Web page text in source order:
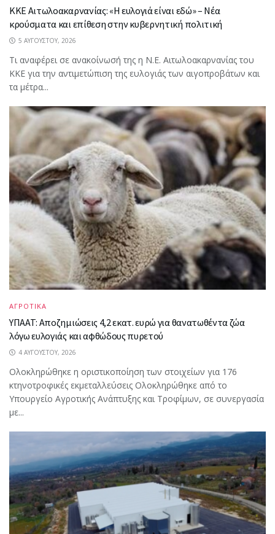
ΚΚΕ Αιτωλοακαρνανίας: «Η ευλογιά είναι εδώ» – Νέα
κρούσματα και επίθεση στην κυβερνητική πολιτική
5 ΑΥΓΟΎΣΤΟΥ, 2026
Τι αναφέρει σε ανακοίνωσή της η Ν.Ε. Αιτωλοακαρνανίας του
ΚΚΕ για την αντιμετώπιση της ευλογιάς των αιγοπροβάτων και
τα μέτρα...
ΑΓΡΟΤΙΚΑ
ΥΠΑΑΤ: Αποζημιώσεις 4,2 εκατ. ευρώ για θανατωθέντα ζώα
λόγω ευλογιάς και αφθώδους πυρετού
4 ΑΥΓΟΎΣΤΟΥ, 2026
Ολοκληρώθηκε η οριστικοποίηση των στοιχείων για 176
κτηνοτροφικές εκμεταλλεύσεις Ολοκληρώθηκε από το
Υπουργείο Αγροτικής Ανάπτυξης και Τροφίμων, σε συνεργασία
με...